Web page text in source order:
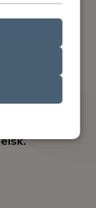
blir
Nordcad
om